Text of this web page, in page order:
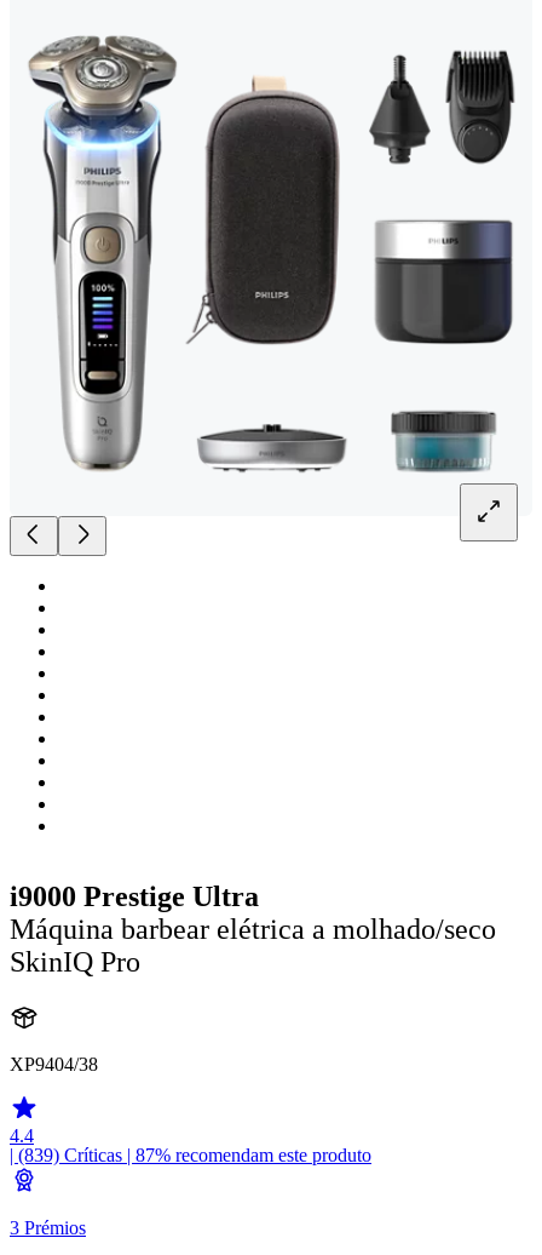
i9000 Prestige Ultra
Máquina barbear elétrica a molhado/seco
SkinIQ Pro
XP9404/38
4.4
| (839) Críticas | 87% recomendam este produto
3 Prémios